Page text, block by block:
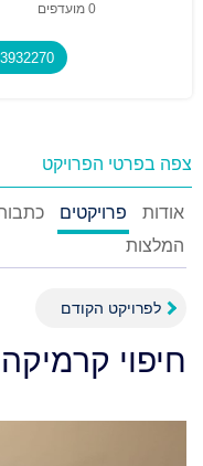
0 מועדפים
צפה בפרטי הפרויקט
אודות פרויקטים
המלצות
לפרויקט הקודם
חיפוי